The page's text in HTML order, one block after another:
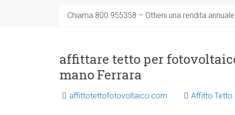
Chiama 800 955358 – Ottieni una rendita
affittare tetto per
mano Ferrara
affittotettofotovoltaico.com Affitto Tetto